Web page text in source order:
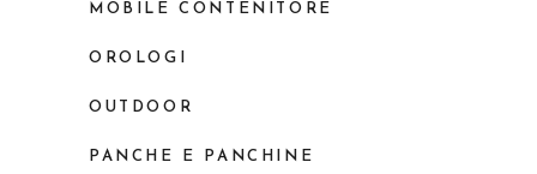
MOBILE CONTENITORE
OROLOGI
OUTDOOR
PANCHE E PANCHINE